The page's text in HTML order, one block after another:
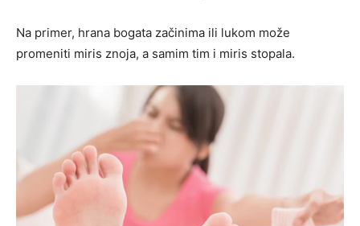
Na primer, hrana bogata začinima ili lukom može
promeniti miris znoja, a samim tim i miris stopala.